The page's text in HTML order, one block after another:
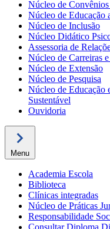
Núcleo de Convênios
Núcleo de Educação
Núcleo de Inclusão
Núcleo Didático
Assessoria de
Núcleo de Carreiras
Núcleo de Extensão
Núcleo de Pesquisa
Núcleo de
Sustentável
Ouvidoria
Menu
Academia Escola
Biblioteca
Clínicas integradas
Núcleo de Práticas
Responsabilidade
Consultar Diploma